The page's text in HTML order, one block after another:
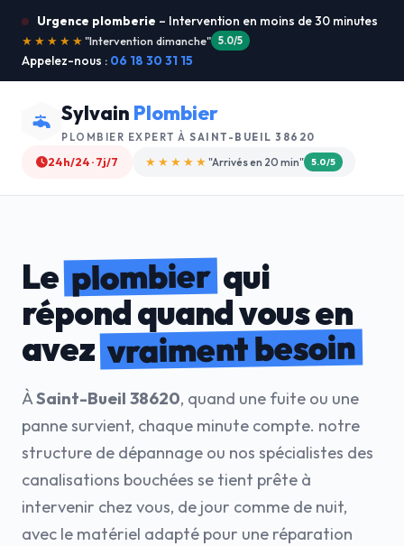
Urgence plomberie – Intervention en moins de 30 minutes
★★★★★"Service ultra rapide !" 5.0/5
Appelez-nous : 06 18 30 31 15
Sylvain Plombier
PLOMBIER EXPERT À SAINT-BUEIL 38620
24h/24 · 7j/7 ★★★★☆ "Devis gratuit" 4.8/5
Leplombierqui
répond quand vous en
avezvraiment besoin
ÀSaint-Bueil 38620, quand une fuite ou une
panne survient, chaque minute compte. notre
structure de dépannage ou nos spécialistes des
canalisations bouchées se tient prête à
intervenir chez vous, de jour comme de nuit,
avec le matériel adapté pour une réparation